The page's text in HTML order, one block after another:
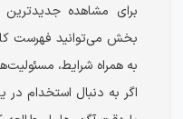
برای مشاهده
بخش می‌توانید فهرست
به همراه شرایط،
اگر به دنبال استخدام